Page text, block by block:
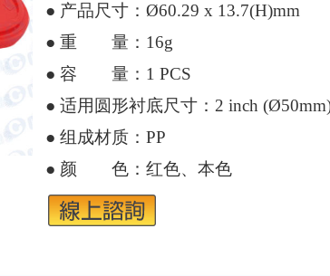
● 产品尺寸：Ø60.29 x 13.7(H)mm
● 重 量：16g
● 容 量：1 PCS
● 适用圆形衬底尺寸：2 inch
● 组成材质：PP
● 颜 色：红色、本色